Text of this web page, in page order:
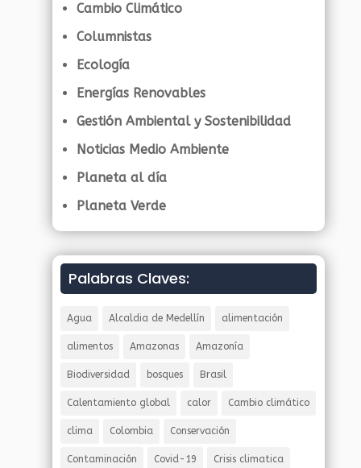
Cambio Climático
Columnistas
Ecología
Energías Renovables
Gestión Ambiental y Sostenibilidad
Noticias Medio Ambiente
Planeta al día
Planeta Verde
Palabras Claves:
Agua Alcaldia de Medellín alimentación
alimentos Amazonas Amazonía
Biodiversidad bosques Brasil
Calentamiento global calor Cambio climático
clima Colombia Conservación
Contaminación Covid-19 Crisis climatica